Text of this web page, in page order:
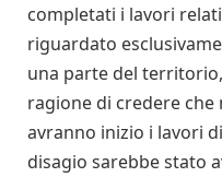
completati i lavori
riguardato
una parte del
ragione di credere
avranno inizio i lavori
disagio sarebbe stato